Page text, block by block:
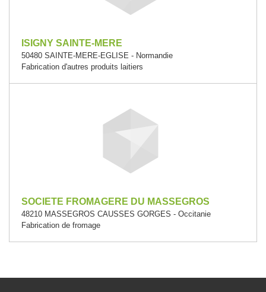
ISIGNY SAINTE-MERE
50480 SAINTE-MERE-EGLISE - Normandie
Fabrication d'autres produits laitiers
SOCIETE FROMAGERE DU MASSEGROS
48210 MASSEGROS CAUSSES GORGES - Occitanie
Fabrication de fromage